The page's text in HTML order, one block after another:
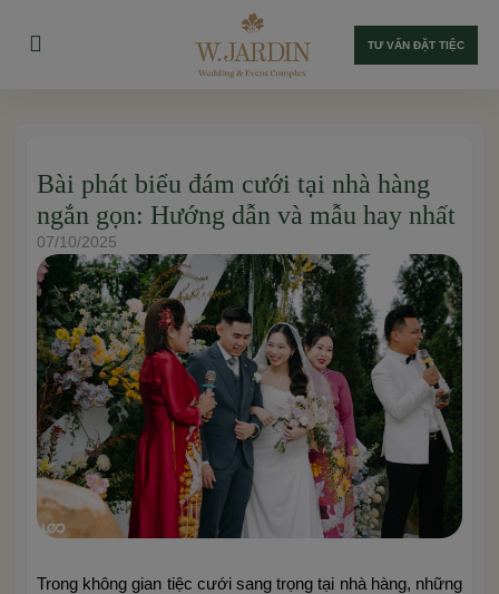
TƯ VẤN ĐẶT TIỆC
Bài phát biểu đám cưới tại nhà hàng
ngắn gọn: Hướng dẫn và mẫu hay nhất
07/10/2025
Trong không gian tiệc cưới sang trọng tại nhà hàng, những